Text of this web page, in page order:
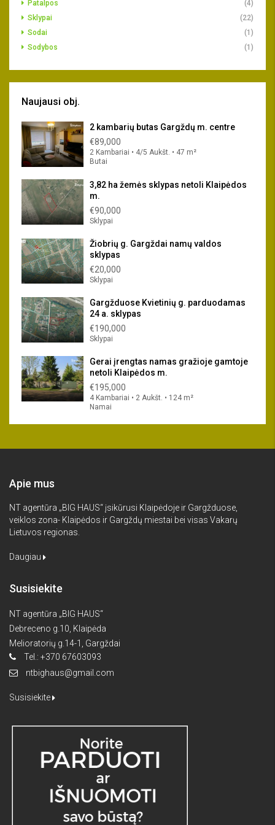
Patalpos
(4)
Sklypai
(22)
Sodai
(1)
Sodybos
(1)
Naujausi obj.
2 kambarių butas Gargždų m. centre
€89,000
2 Kambariai • 4/5 Aukšt. • 47 m²
Butai
3,82 ha žemės sklypas netoli Klaipėdos
m.
€90,000
Sklypai
Žiobrių g. Gargždai namų valdos
sklypas
€20,000
Sklypai
Gargžduose Kvietinių g. parduodamas
24 a. sklypas
€190,000
Sklypai
Gerai įrengtas namas gražioje gamtoje
netoli Klaipėdos m.
€195,000
4 Kambariai • 2 Aukšt. • 124 m²
Namai
Apie mus
NT agentūra „BIG HAUS“ įsikūrusi Klaipėdoje ir Gargžduose,
veiklos zona- Klaipėdos ir Gargždų miestai bei visas Vakarų
Lietuvos regionas.
Daugiau
Susisiekite
NT agentūra „BIG HAUS“
Debreceno g.10, Klaipėda
Melioratorių g.14-1, Gargždai
Tel.: +370 67603093
ntbighaus@gmail.com
Susisiekite